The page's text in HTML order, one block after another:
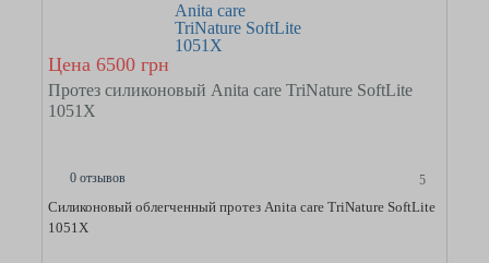
Цена 6500 грн
Протез силиконовый Anita care TriNature SoftLite
1051X
0 отзывов 5
Силиконовый облегченный протез Anita care TriNature SoftLite
1051X